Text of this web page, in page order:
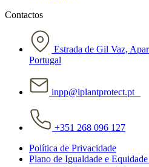
Contactos
Estrada de Gil Vaz,
Portugal
inpp@iplantprotect.pt
+351 268 096 127
Política de Privacidade
Plano de Igualdade e